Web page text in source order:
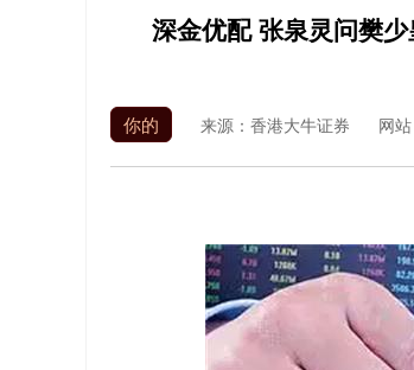
深金优配 张泉灵问樊
你的 来源：香港大牛证券 网